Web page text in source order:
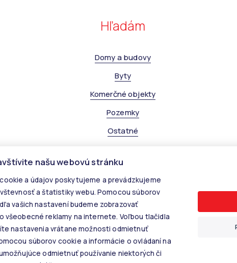
Hľadám
Domy a budovy
Byty
Komerčné objekty
Pozemky
Ostatné
© 2026 - KALANINOVÁ realitné služby
Rastislavova 60, 040 01 Košice, E-mail: info@kalaninovareality.sk
Informácie o spracúvaní osobných údajov
Nastavenie cookies
našu webovú stránku
a údajov poskytujeme a prevádzkujeme
a štatistiky webu. Pomocou súborov
vašich nastavení budeme zobrazovať
všeobecné reklamy na internete. Voľbou tlačidla
nastavenia vrátane možnosti odmietnuť
súborov cookie a informácie o ovládaní na
odmietnuť používanie niektorých či